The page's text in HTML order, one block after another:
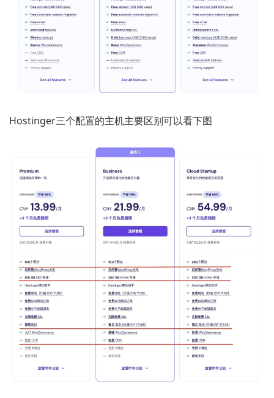
Hostinger三个配置的主机主要区别可以看下图